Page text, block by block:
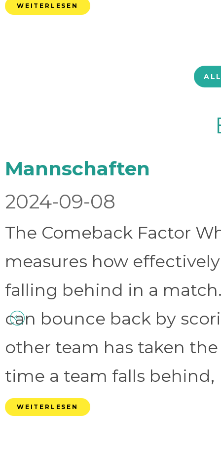
WEITERLESEN
Mannschaften
2024-09-08
The Comeback Factor
measures how
falling behind in a
can bounce back by
other team has taken
time a team falls behind,
WEITERLESEN